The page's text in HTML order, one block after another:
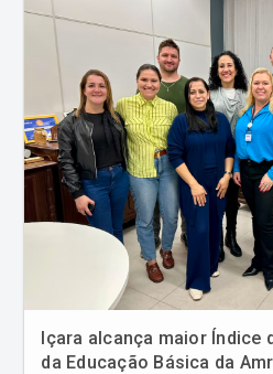
Içara alcança maior Índice
da Educação Básica da